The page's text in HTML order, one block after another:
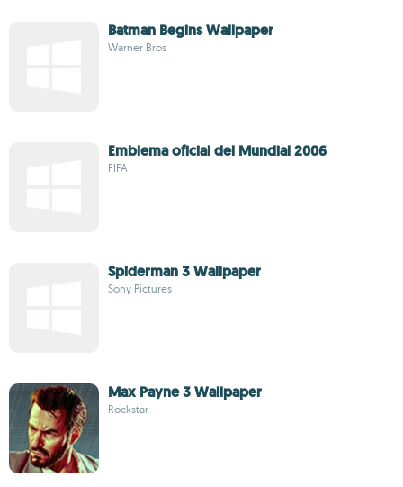
Batman Begins Wallpaper
Warner Bros
Emblema oficial del Mundial 2006
FIFA
Spiderman 3 Wallpaper
Sony Pictures
Max Payne 3 Wallpaper
Rockstar